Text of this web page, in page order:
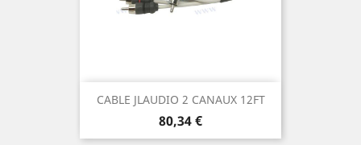
CABLE JLAUDIO 2 CANAUX 12FT
Prix
80,34 €